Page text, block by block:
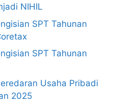
NIHIL
SPT Tahunan
SPT Tahunan
Usaha Pribadi
2025